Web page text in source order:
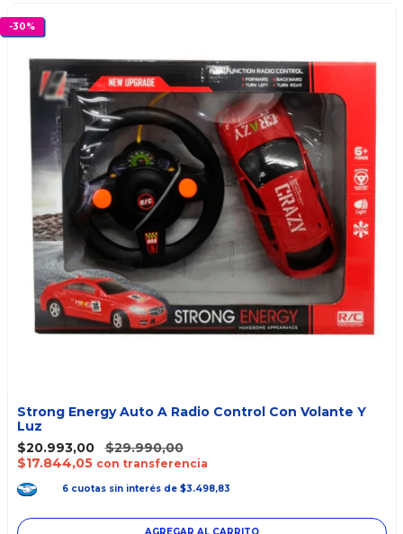
-30%
Strong Energy Auto A Radio Control Con Volante Y
Luz
$20.993,00
$29.990,00
$17.844,05 con transferencia
6 cuotas sin interés de $3.498,83